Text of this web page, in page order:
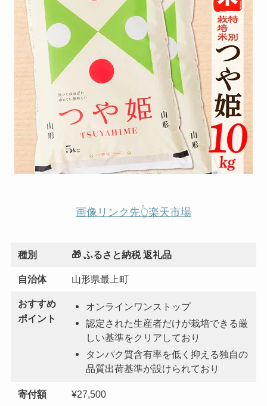
画像リンク先👆楽天市場
種別 🎁 ふるさと納税 返礼品
自治体 山形県最上町
おすすめ
ポイント
オンラインワンストップ
認定された生産者だけが栽培できる厳
しい基準をクリアしており
タンパク質含有率を低く抑える独自の
品質出荷基準が設けられており
寄付額 ¥27,500